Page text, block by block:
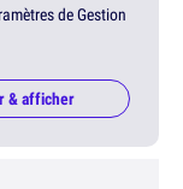
de Gestion
& afficher